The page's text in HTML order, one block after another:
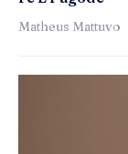
Matheus Mattuvo